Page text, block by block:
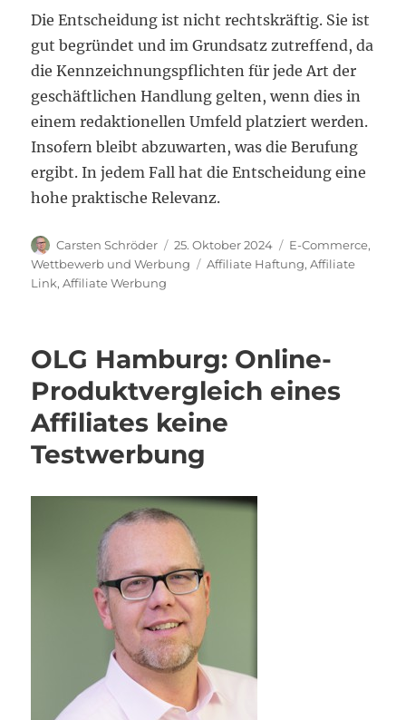
Die Entscheidung ist nicht rechtskräftig. Sie ist
gut begründet und im Grundsatz zutreffend, da
die Kennzeichnungspflichten für jede Art der
geschäftlichen Handlung gelten, wenn dies in
einem redaktionellen Umfeld platziert werden.
Insofern bleibt abzuwarten, was die Berufung
ergibt. In jedem Fall hat die Entscheidung eine
hohe praktische Relevanz.
Autor
Carsten Schröder
Veröffentlicht
am
25. Oktober 2024 Kategorien
E-Commerce,
Wettbewerb und Werbung
Schlagwörter
Affiliate Haftung,Affiliate
Link,Affiliate Werbung
OLG Hamburg: Online-
Produktvergleich eines
Affiliates keine
Testwerbung